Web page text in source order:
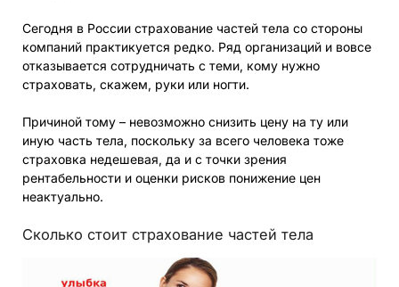
Сегодня в России страхование частей тела со стороны
компаний практикуется редко. Ряд организаций и вовсе
отказывается сотрудничать с теми, кому нужно
страховать, скажем, руки или ногти.
Причиной тому – невозможно снизить цену на ту или
иную часть тела, поскольку за всего человека тоже
страховка недешевая, да и с точки зрения
рентабельности и оценки рисков понижение цен
неактуально.
Сколько стоит страхование частей тела